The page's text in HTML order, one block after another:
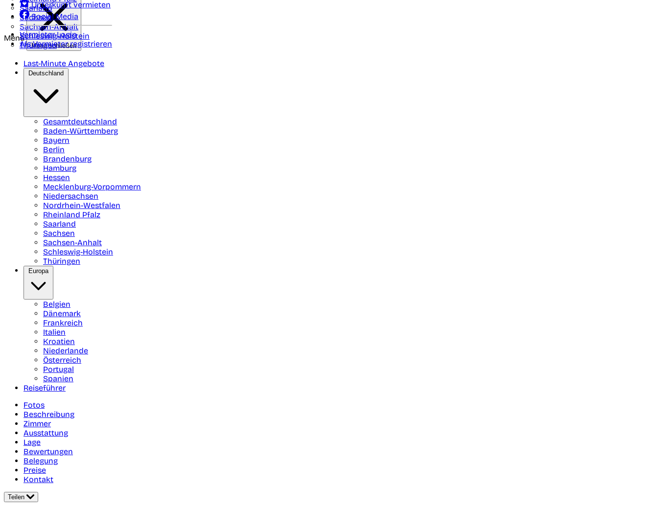
Saarland
Sachsen
Sachsen-Anhalt
Schleswig-Holstein
Thüringen
Unterkunft vermieten
Social Media
Vermieter-Login
Als Vermieter registrieren
Menü
Menü schließen
Last-Minute Angebote
Deutschland
Gesamtdeutschland
Baden-Württemberg
Bayern
Berlin
Brandenburg
Hamburg
Hessen
Mecklenburg-Vorpommern
Niedersachsen
Nordrhein-Westfalen
Rheinland Pfalz
Saarland
Sachsen
Sachsen-Anhalt
Schleswig-Holstein
Thüringen
Europa
Belgien
Dänemark
Frankreich
Italien
Kroatien
Niederlande
Österreich
Portugal
Spanien
Reiseführer
Fotos
Beschreibung
Zimmer
Ausstattung
Lage
Bewertungen
Belegung
Preise
Kontakt
Teilen